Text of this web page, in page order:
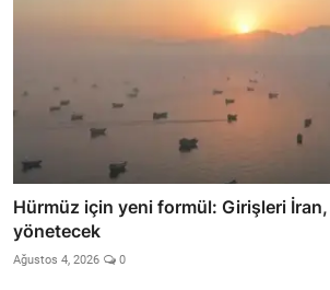
Hürmüz için yeni formül: Girişleri İran,
yönetecek
Ağustos 4, 2026 0